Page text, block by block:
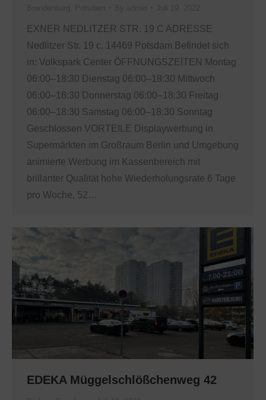
EXNER NEDLITZER STR. 19 C ADRESSE
Nedlitzer Str. 19 c, 14469 Potsdam Befindet sich
in: Volkspark Center ÖFFNUNGSZEITEN Montag
06:00–18:30 Dienstag 06:00–18:30 Mittwoch
06:00–18:30 Donnerstag 06:00–18:30 Freitag
06:00–18:30 Samstag 06:00–18:30 Sonntag
Geschlossen VORTEILE Displaywerbung in
Supermärkten im Großraum Berlin und Umgebung
animierte Werbung im Kassenbereich mit
brillanter Qualität hohe Wiederholungsrate 6 Tage
pro Woche, 52…
EDEKA Müggelschlößchenweg 42